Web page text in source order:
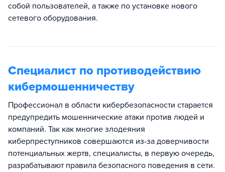
собой пользователей, а также по установке нового
сетевого оборудования.
Специалист по противодействию
кибермошенничеству
Профессионал в области кибербезопасности старается
предупредить мошеннические атаки против людей и
компаний. Так как многие злодеяния
киберпреступников совершаются из-за доверчивости
потенциальных жертв, специалисты, в первую очередь,
разрабатывают правила безопасного поведения в сети.